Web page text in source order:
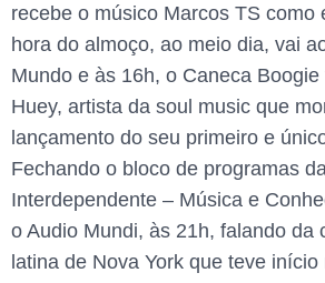
recebe o músico Marcos TS como
hora do almoço, ao meio dia, vai
Mundo e às 16h, o Caneca
Huey, artista da soul music que
lançamento do seu primeiro e
Fechando o bloco de programas
Interdependente – Música e
o Audio Mundi, às 21h, falando da
latina de Nova York que teve